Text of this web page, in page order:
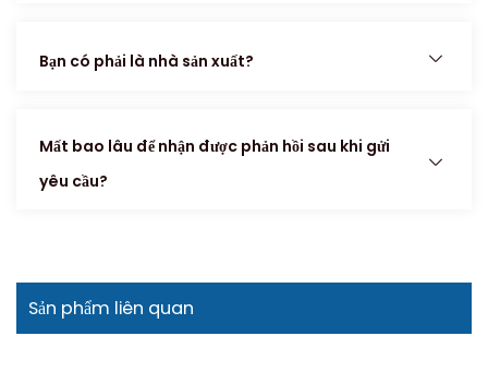
Bạn có phải là nhà sản xuất?
Mất bao lâu để nhận được phản hồi sau khi gửi
yêu cầu?
Sản phẩm liên quan